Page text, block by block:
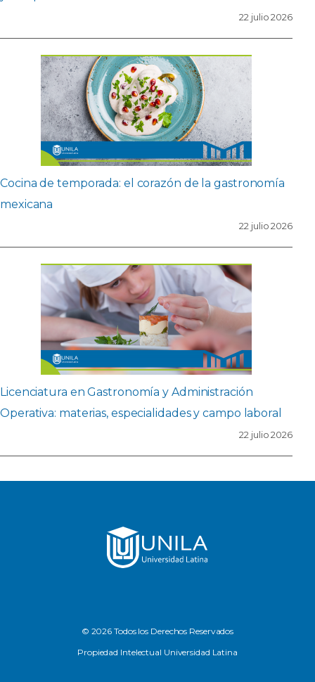
22 julio 2026
Cocina de temporada: el corazón de la gastronomía
mexicana
22 julio 2026
Licenciatura en Gastronomía y Administración
Operativa: materias, especialidades y campo laboral
22 julio 2026
© 2026 Todos los Derechos Reservados
Propiedad Intelectual Universidad Latina